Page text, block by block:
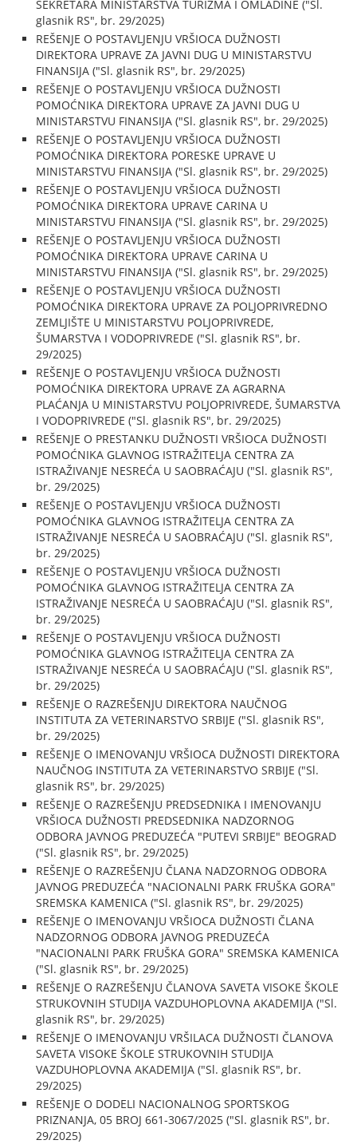
SEKRETARA MINISTARSTVA TURIZMA I OMLADINE ("Sl.
glasnik RS", br. 29/2025)
REŠENJE O POSTAVLJENJU VRŠIOCA DUŽNOSTI
DIREKTORA UPRAVE ZA JAVNI DUG U MINISTARSTVU
FINANSIJA ("Sl. glasnik RS", br. 29/2025)
REŠENJE O POSTAVLJENJU VRŠIOCA DUŽNOSTI
POMOĆNIKA DIREKTORA UPRAVE ZA JAVNI DUG U
MINISTARSTVU FINANSIJA ("Sl. glasnik RS", br. 29/2025)
REŠENJE O POSTAVLJENJU VRŠIOCA DUŽNOSTI
POMOĆNIKA DIREKTORA PORESKE UPRAVE U
MINISTARSTVU FINANSIJA ("Sl. glasnik RS", br. 29/2025)
REŠENJE O POSTAVLJENJU VRŠIOCA DUŽNOSTI
POMOĆNIKA DIREKTORA UPRAVE CARINA U
MINISTARSTVU FINANSIJA ("Sl. glasnik RS", br. 29/2025)
REŠENJE O POSTAVLJENJU VRŠIOCA DUŽNOSTI
POMOĆNIKA DIREKTORA UPRAVE CARINA U
MINISTARSTVU FINANSIJA ("Sl. glasnik RS", br. 29/2025)
REŠENJE O POSTAVLJENJU VRŠIOCA DUŽNOSTI
POMOĆNIKA DIREKTORA UPRAVE ZA POLJOPRIVREDNO
ZEMLJIŠTE U MINISTARSTVU POLJOPRIVREDE,
ŠUMARSTVA I VODOPRIVREDE ("Sl. glasnik RS", br.
29/2025)
REŠENJE O POSTAVLJENJU VRŠIOCA DUŽNOSTI
POMOĆNIKA DIREKTORA UPRAVE ZA AGRARNA
PLAĆANJA U MINISTARSTVU POLJOPRIVREDE, ŠUMARSTVA
I VODOPRIVREDE ("Sl. glasnik RS", br. 29/2025)
REŠENJE O PRESTANKU DUŽNOSTI VRŠIOCA DUŽNOSTI
POMOĆNIKA GLAVNOG ISTRAŽITELJA CENTRA ZA
ISTRAŽIVANJE NESREĆA U SAOBRAĆAJU ("Sl. glasnik RS",
br. 29/2025)
REŠENJE O POSTAVLJENJU VRŠIOCA DUŽNOSTI
POMOĆNIKA GLAVNOG ISTRAŽITELJA CENTRA ZA
ISTRAŽIVANJE NESREĆA U SAOBRAĆAJU ("Sl. glasnik RS",
br. 29/2025)
REŠENJE O POSTAVLJENJU VRŠIOCA DUŽNOSTI
POMOĆNIKA GLAVNOG ISTRAŽITELJA CENTRA ZA
ISTRAŽIVANJE NESREĆA U SAOBRAĆAJU ("Sl. glasnik RS",
br. 29/2025)
REŠENJE O POSTAVLJENJU VRŠIOCA DUŽNOSTI
POMOĆNIKA GLAVNOG ISTRAŽITELJA CENTRA ZA
ISTRAŽIVANJE NESREĆA U SAOBRAĆAJU ("Sl. glasnik RS",
br. 29/2025)
REŠENJE O RAZREŠENJU DIREKTORA NAUČNOG
INSTITUTA ZA VETERINARSTVO SRBIJE ("Sl. glasnik RS",
br. 29/2025)
REŠENJE O IMENOVANJU VRŠIOCA DUŽNOSTI DIREKTORA
NAUČNOG INSTITUTA ZA VETERINARSTVO SRBIJE ("Sl.
glasnik RS", br. 29/2025)
REŠENJE O RAZREŠENJU PREDSEDNIKA I IMENOVANJU
VRŠIOCA DUŽNOSTI PREDSEDNIKA NADZORNOG
ODBORA JAVNOG PREDUZEĆA "PUTEVI SRBIJE" BEOGRAD
("Sl. glasnik RS", br. 29/2025)
REŠENJE O RAZREŠENJU ČLANA NADZORNOG ODBORA
JAVNOG PREDUZEĆA "NACIONALNI PARK FRUŠKA GORA"
SREMSKA KAMENICA ("Sl. glasnik RS", br. 29/2025)
REŠENJE O IMENOVANJU VRŠIOCA DUŽNOSTI ČLANA
NADZORNOG ODBORA JAVNOG PREDUZEĆA
"NACIONALNI PARK FRUŠKA GORA" SREMSKA KAMENICA
("Sl. glasnik RS", br. 29/2025)
REŠENJE O RAZREŠENJU ČLANOVA SAVETA VISOKE ŠKOLE
STRUKOVNIH STUDIJA VAZDUHOPLOVNA AKADEMIJA ("Sl.
glasnik RS", br. 29/2025)
REŠENJE O IMENOVANJU VRŠILACA DUŽNOSTI ČLANOVA
SAVETA VISOKE ŠKOLE STRUKOVNIH STUDIJA
VAZDUHOPLOVNA AKADEMIJA ("Sl. glasnik RS", br.
29/2025)
REŠENJE O DODELI NACIONALNOG SPORTSKOG
PRIZNANJA, 05 BROJ 661-3067/2025 ("Sl. glasnik RS", br.
29/2025)